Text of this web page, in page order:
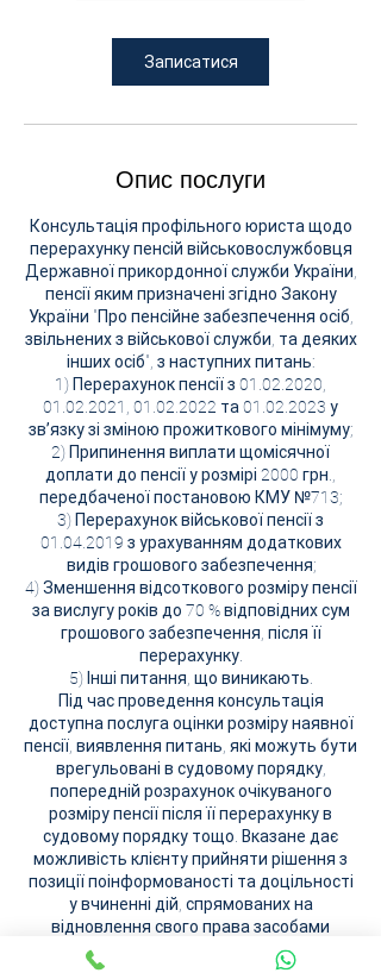
Записатися
Опис послуги
Консультація профільного юриста щодо
перерахунку пенсій військовослужбовця
Державної прикордонної служби України,
пенсії яким призначені згідно Закону
України "Про пенсійне забезпечення осіб,
звільнених з військової служби, та деяких
інших осіб", з наступних питань:
1) Перерахунок пенсії з 01.02.2020,
01.02.2021, 01.02.2022 та 01.02.2023 у
звʼязку зі зміною прожиткового мінімуму;
2) Припинення виплати щомісячної
доплати до пенсії у розмірі 2000 грн.,
передбаченої постановою КМУ №713;
3) Перерахунок військової пенсії з
01.04.2019 з урахуванням додаткових
видів грошового забезпечення;
4) Зменшення відсоткового розміру пенсії
за вислугу років до 70 % відповідних сум
грошового забезпечення, після її
перерахунку.
5) Інші питання, що виникають.
Під час проведення консультація
доступна послуга оцінки розміру наявної
пенсії, виявлення питань, які можуть бути
врегульовані в судовому порядку,
попередній розрахунок очікуваного
розміру пенсії після її перерахунку в
судовому порядку тощо. Вказане дає
можливість клієнту прийняти рішення з
позиції поінформованості та доцільності
у вчиненні дій, спрямованих на
відновлення свого права засобами